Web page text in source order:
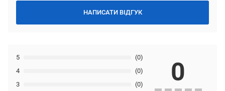
НАПИСАТИ ВІДГУК
3 (0)
4 (0)
5 (0)
0